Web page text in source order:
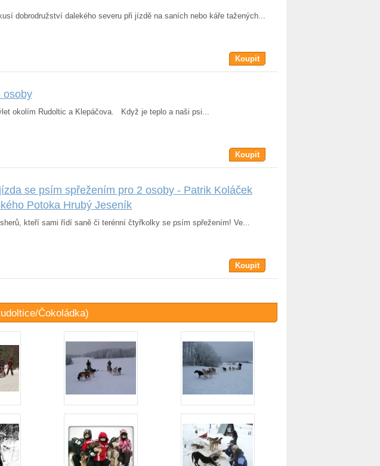
dobrodružství dalekého severu při jízdě na saních nebo káře tažených...
Koupit
osoby
okolím Rudoltic a Klepáčova. Když je teplo a naši psi...
Koupit
se psím spřežením pro 2 osoby - Patrik Koláček
Potoka Hrubý Jeseník
kteří sami řídí saně či terénní čtyřkolky se psím spřežením! Ve...
Koupit
Čokoládka)